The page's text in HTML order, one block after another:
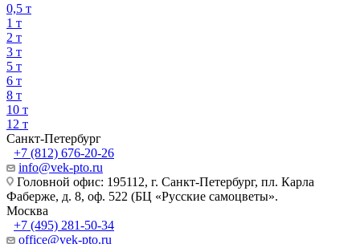
0,5 т
1 т
2 т
3 т
5 т
6 т
8 т
10 т
12 т
Санкт-Петербург
+7 (812) 676-20-26
info@vek-pto.ru
Головной офис: 195112, г. Санкт-Петербург, пл. Карла
Фаберже, д. 8, оф. 522 (БЦ «Русские самоцветы».
Москва
+7 (495) 281-50-34
office@vek-pto.ru